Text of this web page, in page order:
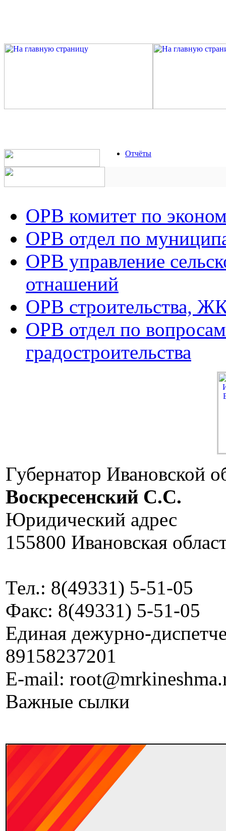
Отчёты
ОРВ комитет по
ОРВ отдел по
ОРВ управление
отнашений
ОРВ строительства,
ОРВ отдел по
градостроительства
Губернатор Ивановской
Воскресенский C.C.
Юридический адрес
155800 Ивановская
Тел.: 8(49331) 5-51-05
Факс: 8(49331) 5-51-05
Единая дежурно-
89158237201
E-mail:
Важные сылки